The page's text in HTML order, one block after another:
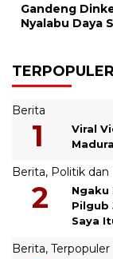
Gandeng
Nyalabu Daya
TERPOPULER
Berita
Viral
Berita, Politik
Ngaku
Pilgub
Saya
Berita, Terpopuler